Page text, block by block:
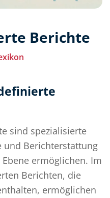
Berichte
sind spezialisierte
und Berichterstattung
ermöglichen. Im
Berichten, die
ermöglichen